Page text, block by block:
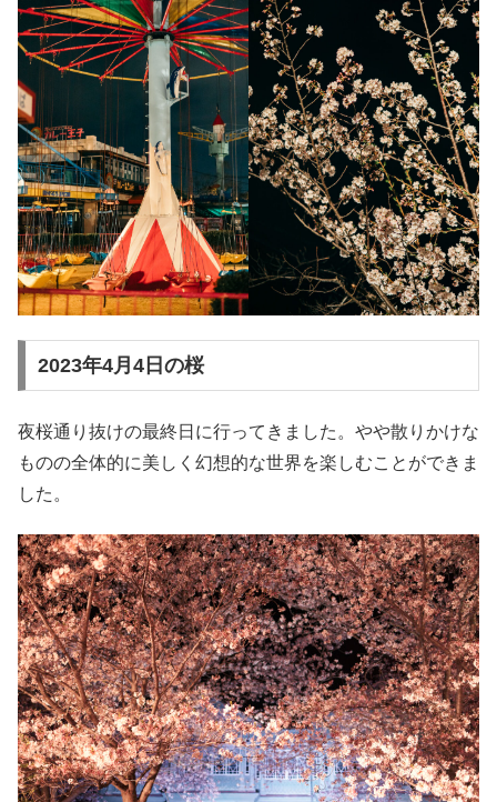
2023年4月4日の桜
夜桜通り抜けの最終日に行ってきました。やや散りかけな
ものの全体的に美しく幻想的な世界を楽しむことができま
した。